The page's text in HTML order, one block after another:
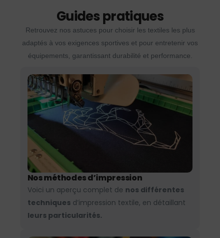
Guides pratiques
Retrouvez nos astuces pour choisir les textiles les plus
adaptés à vos exigences sportives et pour entretenir vos
équipements, garantissant durabilité et performance.
Nos méthodes d’impression
Voici un aperçu complet de nos différentes
techniques d’impression textile, en détaillant
leurs particularités.